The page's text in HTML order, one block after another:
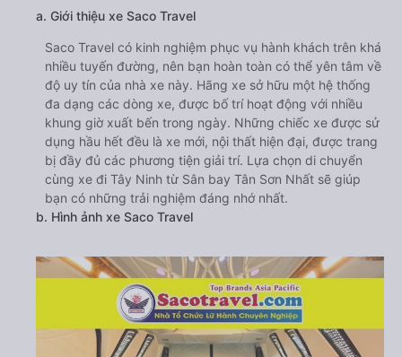
a. Giới thiệu xe Saco Travel
Saco Travel có kinh nghiệm phục vụ hành khách trên khá
nhiều tuyến đường, nên bạn hoàn toàn có thể yên tâm về
độ uy tín của nhà xe này. Hãng xe sở hữu một hệ thống
đa dạng các dòng xe, được bố trí hoạt động với nhiều
khung giờ xuất bến trong ngày. Những chiếc xe được sử
dụng hầu hết đều là xe mới, nội thất hiện đại, được trang
bị đầy đủ các phương tiện giải trí. Lựa chọn di chuyển
cùng xe đi Tây Ninh từ Sân bay Tân Sơn Nhất sẽ giúp
bạn có những trải nghiệm đáng nhớ nhất.
b. Hình ảnh xe Saco Travel